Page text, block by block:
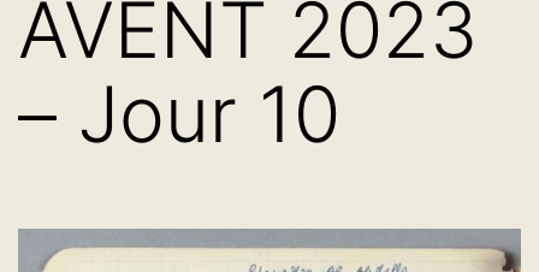
AVENT 2023
– Jour 10